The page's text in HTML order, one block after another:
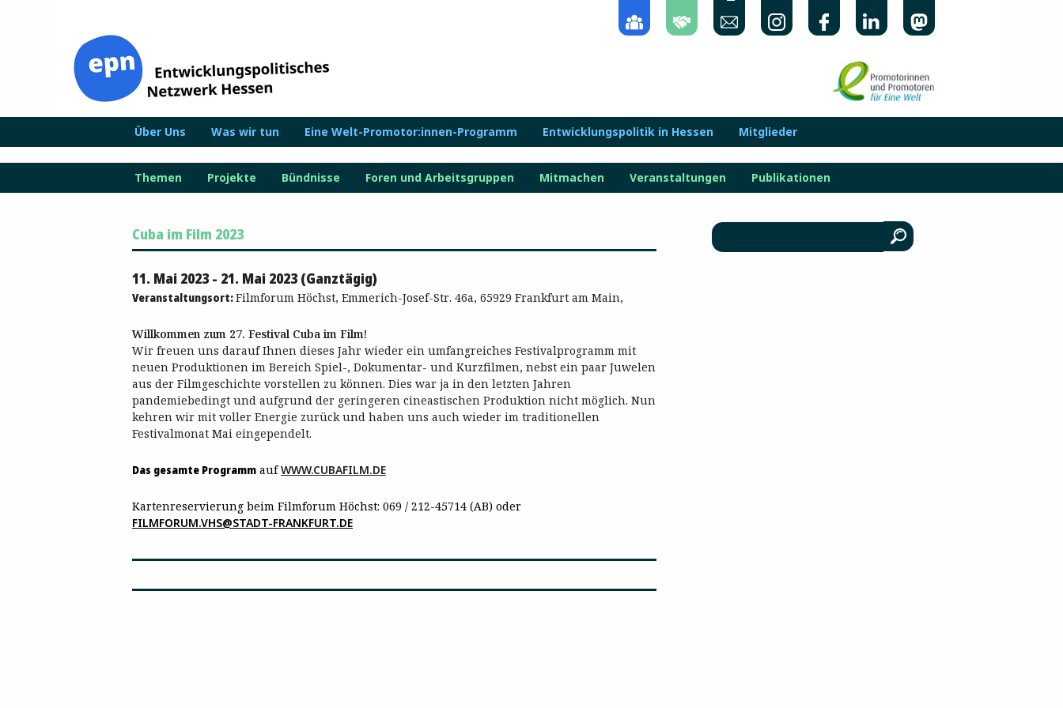
Über Uns Was wir tun Eine Welt-Promotor:innen-Programm Entwicklungspolitik in Hessen Mitglieder
Themen Projekte Bündnisse Foren und Arbeitsgruppen Mitmachen Veranstaltungen Publikationen
Cuba im Film 2023
11. Mai 2023 - 21. Mai 2023 (Ganztägig)
Veranstaltungsort:Filmforum Höchst, Emmerich-Josef-Str. 46a, 65929 Frankfurt am Main,
Willkommen zum 27. Festival Cuba im Film!
Wir freuen uns darauf Ihnen dieses Jahr wieder ein umfangreiches Festivalprogramm mit
neuen Produktionen im Bereich Spiel-, Dokumentar- und Kurzfilmen, nebst ein paar Juwelen
aus der Filmgeschichte vorstellen zu können. Dies war ja in den letzten Jahren
pandemiebedingt und aufgrund der geringeren cineastischen Produktion nicht möglich. Nun
kehren wir mit voller Energie zurück und haben uns auch wieder im traditionellen
Festivalmonat Mai eingependelt.
Das gesamte Programm aufWWW.CUBAFILM.DE
Kartenreservierung beim Filmforum Höchst: 069 / 212-45714 (AB) oder
FILMFORUM.VHS@STADT-FRANKFURT.DE